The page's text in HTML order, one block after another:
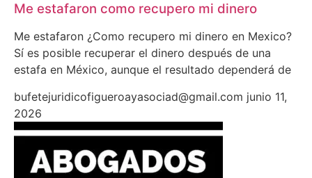
Me estafaron como recupero mi dinero
Me estafaron ¿Como recupero mi dinero en Mexico?
Sí es posible recuperar el dinero después de una
estafa en México, aunque el resultado dependerá de
bufetejuridicofigueroayasociad@gmail.com junio 11,
2026